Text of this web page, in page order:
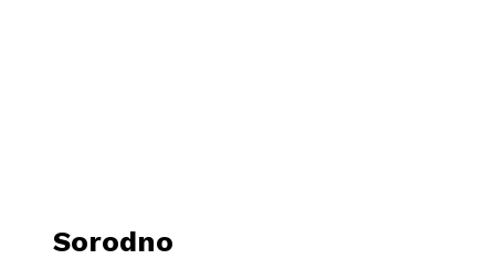
Sorodno